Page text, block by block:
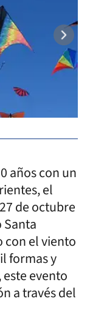
años con un
el
de octubre
Santa
con el viento
formas y
evento
a través del